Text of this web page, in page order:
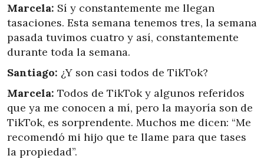
Marcela: Sí y constantemente me llegan
tasaciones. Esta semana tenemos tres, la semana
pasada tuvimos cuatro y así, constantemente
durante toda la semana.
Santiago: ¿Y son casi todos de TikTok?
Marcela: Todos de TikTok y algunos referidos
que ya me conocen a mí, pero la mayoría son de
TikTok, es sorprendente. Muchos me dicen: “Me
recomendó mi hijo que te llame para que tases
la propiedad”.